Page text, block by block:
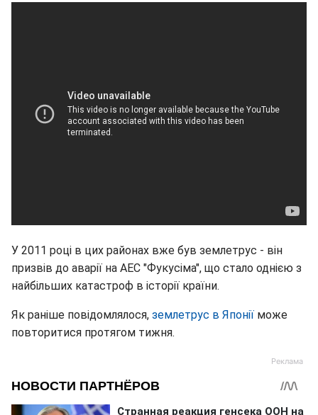
У 2011 році в цих районах вже був землетрус - він
призвів до аварії на АЕС "Фукусіма", що стало однією з
найбільших катастроф в історії країни.
Як раніше повідомлялося, землетрус в Японії може
повторитися протягом тижня.